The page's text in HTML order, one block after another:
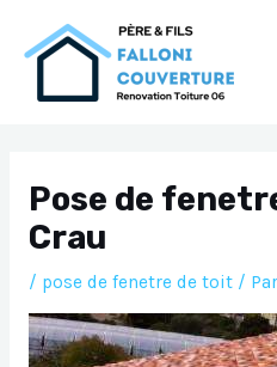
Pose de
Crau
/ pose de fenetre de toit/ Par